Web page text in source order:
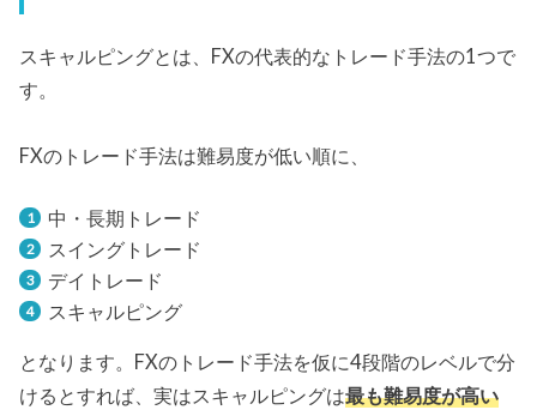
スキャルピングとは、FXの代表的なトレード手法の1つで
す。
FXのトレード手法は難易度が低い順に、
中・長期トレード
スイングトレード
デイトレード
スキャルピング
となります。FXのトレード手法を仮に4段階のレベルで分
けるとすれば、実はスキャルピングは最も難易度が高い